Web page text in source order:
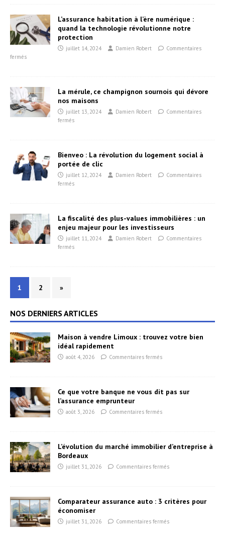
L’assurance habitation à l’ère numérique :
quand la technologie révolutionne notre
protection
juillet 14, 2024 Damien Robert
Commentaires
fermés
La mérule, ce champignon sournois qui dévore
nos maisons
juillet 13, 2024 Damien Robert
Commentaires
fermés
Bienveo : La révolution du logement social à
portée de clic
juillet 12, 2024 Damien Robert
Commentaires
fermés
La fiscalité des plus-values immobilières : un
enjeu majeur pour les investisseurs
juillet 11, 2024 Damien Robert
Commentaires
fermés
1 2 »
NOS DERNIERS ARTICLES
Maison à vendre Limoux : trouvez votre bien
idéal rapidement
août 4, 2026 Commentaires fermés
Ce que votre banque ne vous dit pas sur
l’assurance emprunteur
août 3, 2026 Commentaires fermés
L’évolution du marché immobilier d’entreprise à
Bordeaux
juillet 31, 2026 Commentaires fermés
Comparateur assurance auto : 3 critères pour
économiser
juillet 31, 2026 Commentaires fermés